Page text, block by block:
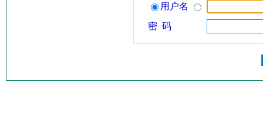
用户名
密 码